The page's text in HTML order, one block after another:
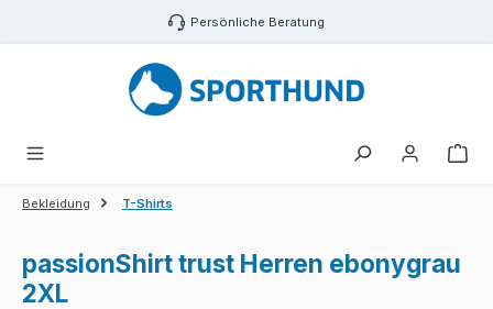
Zum Hauptinhalt springen Persönliche Beratung
Bekleidung T-Shirts
passionShirt trust Herren ebonygrau
2XL